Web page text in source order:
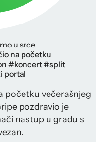
u srce
na početku
#koncert #split
portal
početku večerašnjeg
pozdravio je
nastup u gradu s